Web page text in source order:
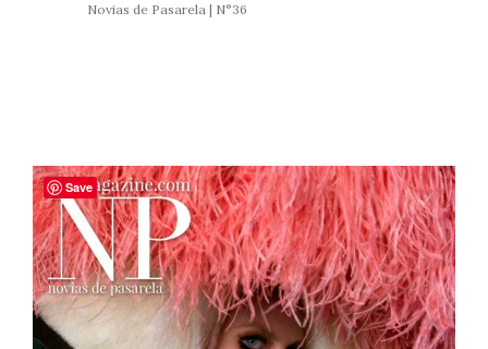
Novias de Pasarela | N°36
Save